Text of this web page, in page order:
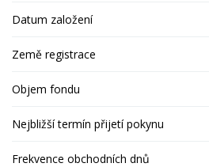
Datum založení
Země registrace
Objem fondu
Nejbližší termín přijetí pokynu
Frekvence obchodních dnů